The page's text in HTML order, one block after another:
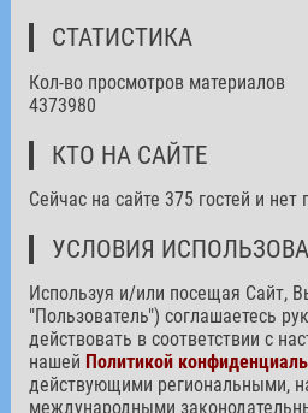
СТАТИСТИКА
Кол-во просмотров материалов
4373980
КТО НА САЙТЕ
Сейчас на сайте 375 гостей и нет
УСЛОВИЯ
Используя и/или посещая Сайт,
"Пользователь") соглашаетесь
действовать в соответствии с
нашей Политикой
действующими региональными,
международными